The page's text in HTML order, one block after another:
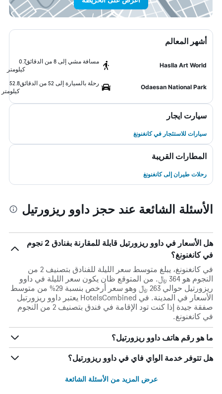
أشهر المعالم
Haslla Art World
مسافة مشي إلى 8 من الدقائق
0.7
كيلومتر
Odaesan National Park
رحلة بالسيارة إلى 52 من الدقائق
52.8
كيلومتر
سيارت ايجار
سيارات للاستئجار في كانغنونغ
المطارات القريبة
رحلات طيران إلى كانغنونغ
الأسئلة الشائعة عند حجز داوو ريزورتيل
هل الأسعار في داوو ريزورتيل قابلة للمقارنة بفنادق 2 نجوم
في كانغنونغ؟
في كانغنونغ، يبلغ متوسط ​​سعر الليلة للفنادق بتصنيف 2 من
النجوم هو 364 ﷼. من المتوقع ظان يكون سعر الليلة في داوو
ريزورتيل حوالي 263 ﷼ وهو سعر أرخص بنسبة 29% من متوسط
الأسعار في المدينة. في HotelsCombined يعتبر داوو ريزورتيل
صفقة جيدة إذا كنت تود الإقامة في فندق بتصنيف 2 من النجوم
في كانغنونغ.
ما هو رقم هاتف داوو ريزورتيل؟
هل تتوفر خدمة الواي فاي في داوو ريزورتيل؟
عرض المزيد من الأسئلة الشائعة